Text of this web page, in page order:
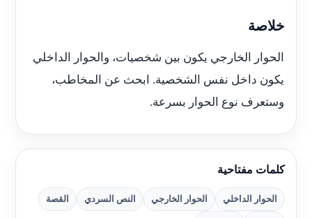
خلاصة
الحوار الخارجي يكون بين شخصيات، والحوار الداخلي
يكون داخل نفس الشخصية. ابحث عن المخاطب،
وستعرف نوع الحوار بسرعة.
كلمات مفتاحية
الحوار الداخلي الحوار الخارجي النص السردي القصة